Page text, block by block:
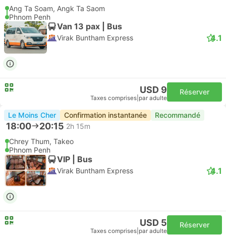
Ang Ta Soam, Angk Ta Saom
Phnom Penh
Van 13 pax | Bus
Virak Buntham Express 4.1
USD 9
Taxes comprises par adulte
Réserver
Le Moins Cher Confirmation instantanée Recommandé
18:00 20:15 2h 15m
Chrey Thum, Takeo
Phnom Penh
VIP | Bus
Virak Buntham Express 4.1
USD 5
Taxes comprises par adulte
Réserver